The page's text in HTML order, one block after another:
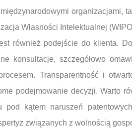
organizacjami,
Własności Intelektualnej
również podejście do klienta.
konsultacje, szczegółowo
Transparentność i
podejmowanie decyzji. Warto
pod kątem naruszeń
związanych z wolnością